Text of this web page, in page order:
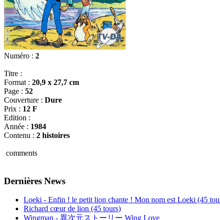
Numéro : 2
Titre :
Format : 20,9 x 27,7 cm
Page : 52
Couverture : Dure
Prix : 12 F
Edition :
Année : 1984
Contenu : 2 histoires
comments
Dernières News
Loeki - Enfin ! le petit lion chante ! Mon nom est Loeki (45
Richard cœur de lion (45 tours)
Wingman - 異次元ストーリー Wing Love